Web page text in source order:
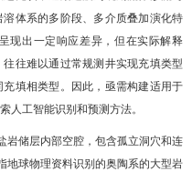
体系的多阶段、多介质叠加演化特
现出一定响应差异，但在实际解释
往难以通过常规测井实现充填类型
填相类型。因此，亟需构建适用于
人工智能识别和预测方法。
岩储层内部空腔，包含孤立洞穴和连
地球物理资料识别的奥陶系的大型岩